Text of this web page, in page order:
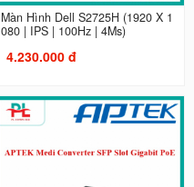
Màn Hình Dell S2725H (1920 X 1
080 | IPS | 100Hz | 4Ms)
4.230.000 đ